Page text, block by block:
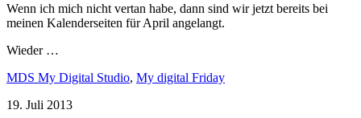
Wenn ich mich nicht vertan habe, dann sind wir jetzt bereits bei
meinen Kalenderseiten für April angelangt.
Wieder …
MDS My Digital Studio, My digital Friday
19. Juli 2013